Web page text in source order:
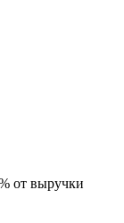
от выручки